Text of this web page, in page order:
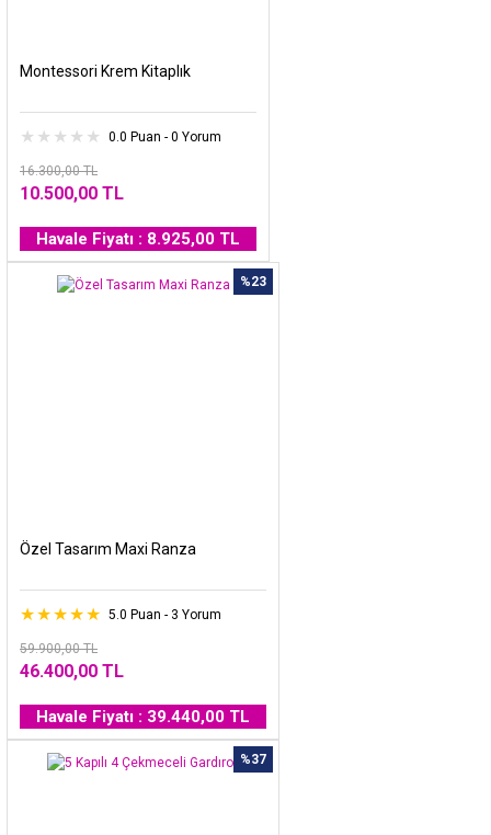
Montessori Krem Kitaplık
0.0 Puan - 0 Yorum
16.300,00 TL
10.500,00 TL
Havale Fiyatı : 8.925,00 TL
%23
Özel Tasarım Maxi Ranza
5.0 Puan - 3 Yorum
59.900,00 TL
46.400,00 TL
Havale Fiyatı : 39.440,00 TL
%37